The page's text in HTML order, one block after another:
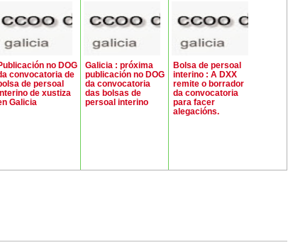
no DOG
convocatoria de
de persoal
de xustiza
Galicia
Galicia : próxima
publicación no DOG
da convocatoria
das bolsas de
persoal interino
Bolsa de persoal
interino : A DXX
remite o borrador
da convocatoria
para facer
alegacións.